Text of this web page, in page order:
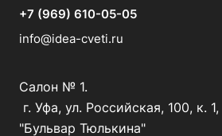
+7 (969) 610-05-05
info@idea-cveti.ru
Салон № 1.
г. Уфа, ул. Российская, 100, к.
"Бульвар Тюлькина"